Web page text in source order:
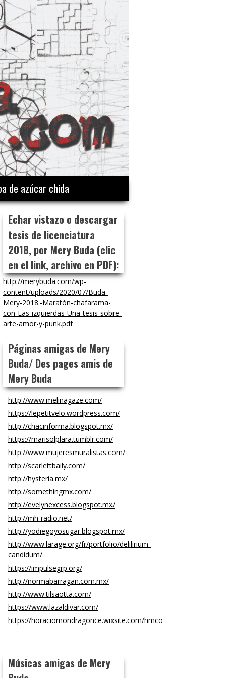
de azúcar chida
Echar vistazo o descargar
tesis de licenciatura
2018, por Mery Buda (clic
en el link, archivo en PDF):
http://merybuda.com/wp-
content/uploads/2020/07/Buda-
Mery-2018.-Maratón-chafarama-
con-Las-izquierdas-Una-tesis-sobre-
arte-amor-y-punk.pdf
Páginas amigas de Mery
Buda/ Des pages amis de
Mery Buda
http://www.melinagaze.com/
https://lepetitvelo.wordpress.com/
http://chacinforma.blogspot.mx/
https://marisolplara.tumblr.com/
http://www.mujeresmuralistas.com/
http://scarlettbaily.com/
http://hysteria.mx/
http://somethingmx.com/
http://evelynexcess.blogspot.mx/
http://mh-radio.net/
http://yodiegoyosugar.blogspot.mx/
http://www.larage.org/fr/portfolio/delilirium-
candidum/
https://impulsegrp.org/
http://normabarragan.com.mx/
http://www.tilsaotta.com/
https://www.lazaldivar.com/
https://horaciomondragonce.wixsite.com/hmco
Músicas amigas de Mery